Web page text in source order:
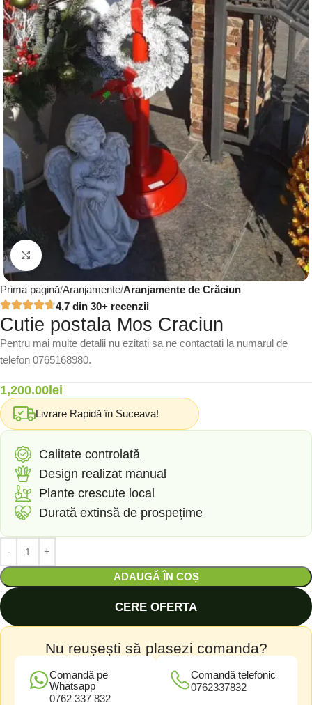
Click to enlarge
Prima pagină Aranjamente Aranjamente de Crăciun
4,7 din 30+ recenzii
Cutie postala Mos Craciun
Pentru mai multe detalii nu ezitati sa ne contactati la numarul de
telefon 0765168980.
1,200.00lei
Livrare Rapidă în Suceava!
Calitate controlată
Design realizat manual
Plante crescute local
Durată extinsă de prospețime
ADAUGĂ ÎN COȘ
CERE OFERTA
Nu reușești să plasezi comanda?
Comandă pe
Whatsapp
0762 337 832
Comandă telefonic
0762337832